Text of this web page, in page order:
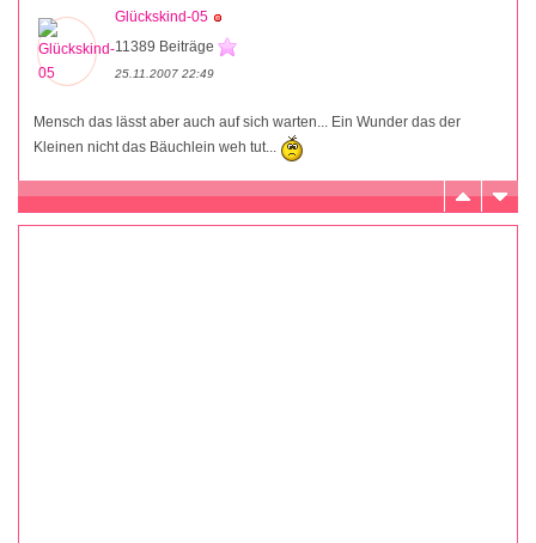
Glückskind-05
11389 Beiträge
25.11.2007 22:49
Mensch das lässt aber auch auf sich warten... Ein Wunder das der
Kleinen nicht das Bäuchlein weh tut...